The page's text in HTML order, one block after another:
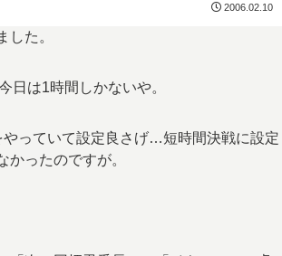
2006.02.10
した。
日は1時間しかないや。
っていて設定良さげ…短時間決戦に設定
ったのですが。